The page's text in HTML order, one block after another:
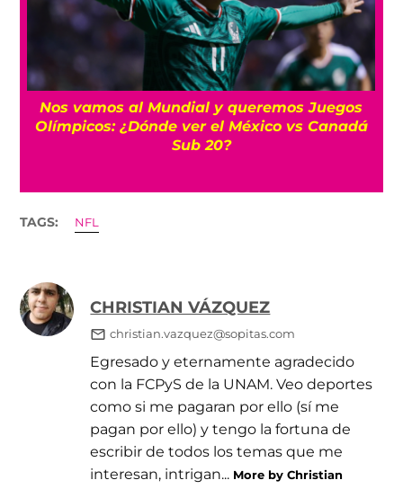
FIFA respalda a Infantino y “no
ataques contra su integridad”
TAGS: NFL
CHRISTIAN VÁZQUEZ
christian.vazquez@sopitas.com
Egresado y eternamente agradecido
con la FCPyS de la UNAM. Veo deportes
como si me pagaran por ello (sí me
pagan por ello) y tengo la fortuna de
escribir de todos los temas que me
interesan, intrigan... More by Christian